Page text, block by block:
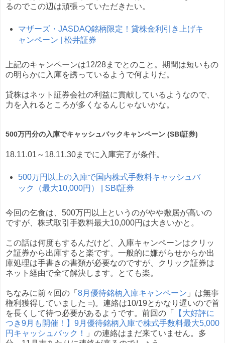
るのでこの辺は頑張っていただきたい。
マザーズ・JASDAQ銘柄限定！貸株金利引き上げキ
ャンペーン | 松井証券
上記のキャンペーンは12/28までとのこと。期間は短いもの
の明らかに入庫を誘っているようで何よりだ。
貸株はネット証券会社の利益に貢献しているようなので、
力を入れるところが多くなるんじゃないかな。
500万円分の入庫でキャッシュバックキャンペーン (SBI証券)
18.11.01～18.11.30までに入庫完了が条件。
500万円以上の入庫で国内株式手数料キャッシュバ
ック（最大10,000円） | SBI証券
今回の乞食は、500万円以上というのがやや敷居が高いの
ですが、株式取引手数料最大10,000円は大きいかと。
この話は何度もするんだけど、入庫キャンペーンはクリッ
ク証券から出庫すると楽です。一般的に嫌がらせからか出
庫処理は手書きの書類が必要なのですが、クリック証券は
ネット経由で全て解決します。とても楽。
ちなみに前々回の「 8月優待銘柄入庫キャンペーン 」は無事
権利獲得していました =)。連絡は10/19とかなり遅いので首
を長くして待つ必要があるようです。前回の「
【大好評に
つき9月も開催！】9月優待銘柄入庫で株式手数料最大5,000
円キャッシュバック！
」の連絡はまだ来ていません。多